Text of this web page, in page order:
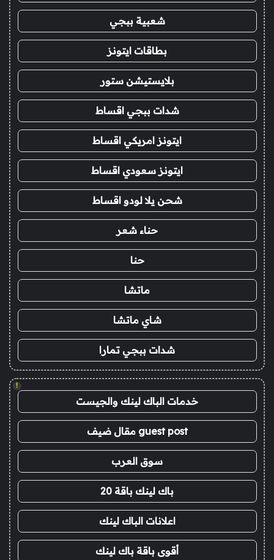
شعبية ببجي
بطاقات ايتونز
بلايستيشن ستور
شدات ببجي اقساط
ايتونز امريكي اقساط
ايتونز سعودي اقساط
شحن يلا لودو اقساط
حناء شعر
حنا
ماتشا
شاي ماتشا
شدات ببجي تمارا
!
خدمات الباك لينك والجيست
guest post مقال ضيف
سوق العرب
باك لينك باقة 20
اعلانات الباك لينك
أقوى باقة باك لينك